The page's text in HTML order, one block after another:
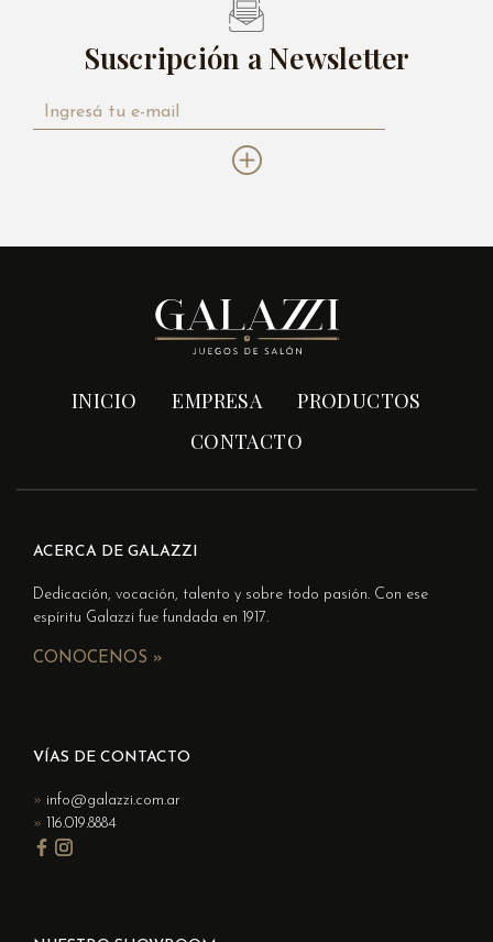
Suscripción a Newsletter
INICIO EMPRESA
PRODUCTOS
CONTACTO
ACERCA DE GALAZZI
Dedicación, vocación, talento y sobre todo pasión. Con ese
espíritu Galazzi fue fundada en 1917.
CONOCENOS »
VÍAS DE CONTACTO
info@galazzi.com.ar
116.019.8884